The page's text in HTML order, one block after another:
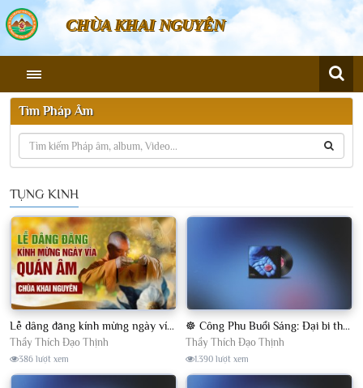
CHÙA KHAI NGUYÊN
Tìm Pháp Âm
TỤNG KINH
Lễ dâng đăng kính mừng ngày vía Quán Âm chùa Khai Nguyên
Thầy Thích Đạo Thịnh
386 lượt xem
☸ Công Phu Buổi Sáng: Đại bi thập chú, tán Phật, niệm Phật, lễ Phật y học, thể dục tâm pháp ☸
Thầy Thích Đạo Thịnh
1.390 lượt xem